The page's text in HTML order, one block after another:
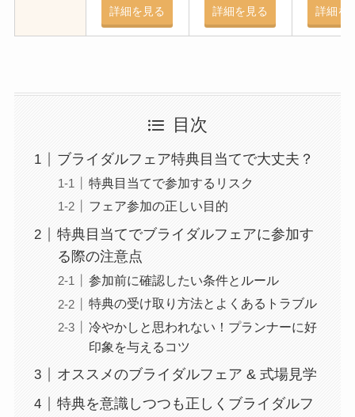
詳細を 見る 詳細を見る 詳細を
目次
ブライダルフェア特典目当てで大丈夫？
特典目当てで参加するリスク
フェア参加の正しい目的
特典目当てでブライダルフェアに参加す
る際の注意点
参加前に確認したい条件とルール
特典の受け取り方法とよくあるトラブル
冷やかしと思われない！プランナーに好
印象を与えるコツ
オススメのブライダルフェア & 式場見学
特典を意識しつつも正しくブライダルフ